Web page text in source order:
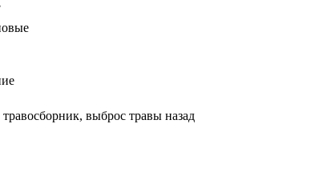
выброс травы назад